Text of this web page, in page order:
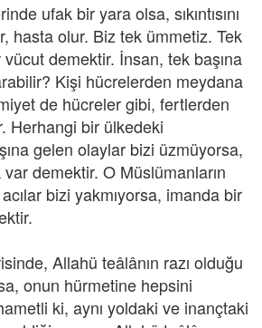
ufak bir yara olsa, sıkıntısını
hasta olur. Biz tek ümmetiz. Tek
demektir. İnsan, tek başına
Kişi hücrelerden meydana
de hücreler gibi, fertlerden
Herhangi bir ülkedeki
gelen olaylar bizi üzmüyorsa,
demektir. O Müslümanların
bizi yakmıyorsa, imanda bir
Allahü teâlânın razı olduğu
onun hürmetine hepsini
ki, aynı yoldaki ve inançtaki